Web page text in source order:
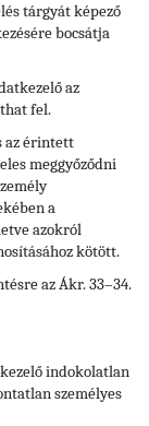
tárgyát képező
bocsátja
az
fel.
az érintett
meggyőződni
a
azokról
kötött.
az Ákr. 33–34.
indokolatlan
személyes